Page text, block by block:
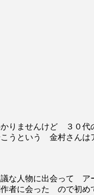
りませんけど ３０代
うという 金村さんは
な人物に出会って ア
作者に会った ので初め